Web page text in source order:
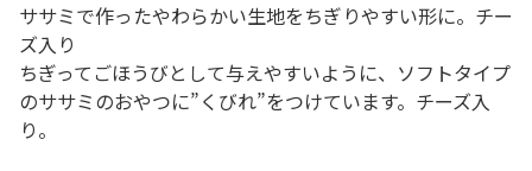
ササミで作ったやわらかい生地をちぎりやすい形に。チー
ズ入り
ちぎってごほうびとして与えやすいように、ソフトタイプ
のササミのおやつに”くびれ”をつけています。チーズ入
り。